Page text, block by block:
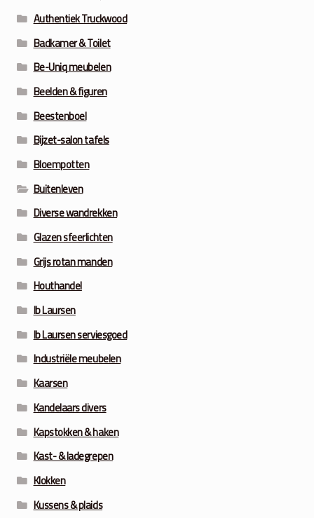
Authentiek Truckwood
Badkamer & Toilet
Be-Uniq meubelen
Beelden & figuren
Beestenboel
Bijzet-salon tafels
Bloempotten
Buitenleven
Diverse wandrekken
Glazen sfeerlichten
Grijs rotan manden
Houthandel
Ib Laursen
Ib Laursen serviesgoed
Industriële meubelen
Kaarsen
Kandelaars divers
Kapstokken & haken
Kast- & ladegrepen
Klokken
Kussens & plaids